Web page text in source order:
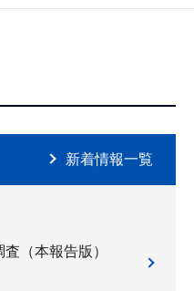
新着情報一覧
（本報告版）